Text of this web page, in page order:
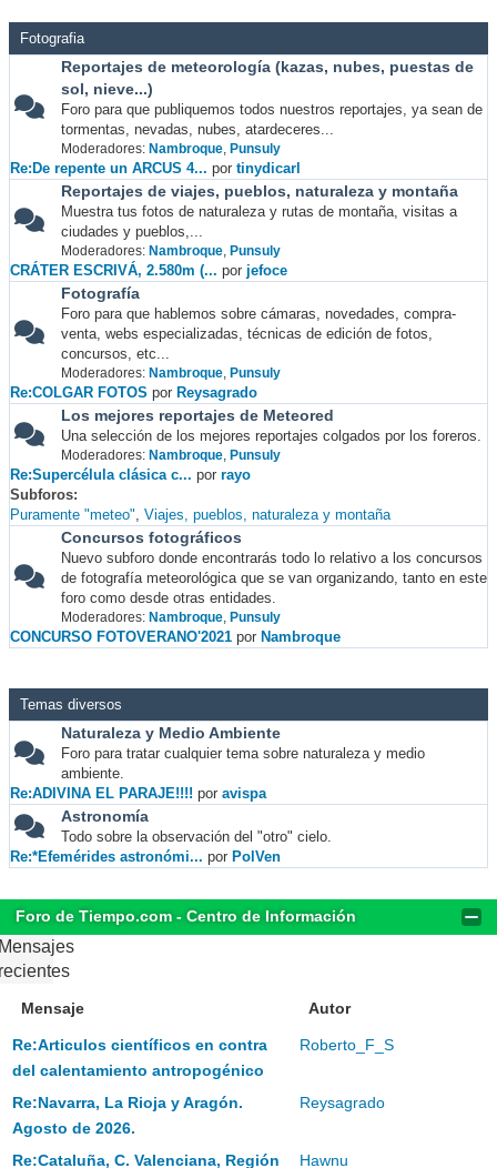
Fotografia
Reportajes de meteorología (kazas, nubes, puestas de
sol, nieve...)
Foro para que publiquemos todos nuestros reportajes, ya sean de
tormentas, nevadas, nubes, atardeceres...
Moderadores: Nambroque, Punsuly
Re:De repente un ARCUS 4... por tinydicarl
Reportajes de viajes, pueblos, naturaleza y montaña
Muestra tus fotos de naturaleza y rutas de montaña, visitas a
ciudades y pueblos,...
Moderadores: Nambroque, Punsuly
CRÁTER ESCRIVÁ, 2.580m (... por jefoce
Fotografía
Foro para que hablemos sobre cámaras, novedades, compra-
venta, webs especializadas, técnicas de edición de fotos,
concursos, etc...
Moderadores: Nambroque, Punsuly
Re:COLGAR FOTOS por Reysagrado
Los mejores reportajes de Meteored
Una selección de los mejores reportajes colgados por los foreros.
Moderadores: Nambroque, Punsuly
Re:Supercélula clásica c... por rayo
Subforos
Puramente "meteo" Viajes, pueblos, naturaleza y montaña
Concursos fotográficos
Nuevo subforo donde encontrarás todo lo relativo a los concursos
de fotografía meteorológica que se van organizando, tanto en este
foro como desde otras entidades.
Moderadores: Nambroque, Punsuly
CONCURSO FOTOVERANO'2021 por Nambroque
Temas diversos
Naturaleza y Medio Ambiente
Foro para tratar cualquier tema sobre naturaleza y medio
ambiente.
Re:ADIVINA EL PARAJE!!!! por avispa
Astronomía
Todo sobre la observación del "otro" cielo.
Re:*Efemérides astronómi... por PolVen
Foro de Tiempo.com - Centro de Información
Mensaje Autor
Re:Articulos científicos en contra
del calentamiento antropogénico
Roberto_F_S
Re:Navarra, La Rioja y Aragón.
Agosto de 2026.
Reysagrado
Re:Cataluña, C. Valenciana, Región
Hawnu